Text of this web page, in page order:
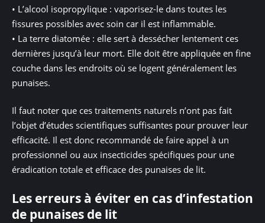
• L’alcool isopropylique : vaporisez-le dans toutes les
fissures possibles avec soin car il est inflammable.
• La terre diatomée : elle sert à dessécher lentement ces
dernières jusqu’à leur mort. Elle doit être appliquée en fine
couche dans les endroits où se logent généralement les
punaises.
Il faut noter que ces traitements naturels n’ont pas fait
l’objet d’études scientifiques suffisantes pour prouver leur
efficacité. Il est donc recommandé de faire appel à un
professionnel ou aux insecticides spécifiques pour une
éradication totale et efficace des punaises de lit.
Les erreurs à éviter en cas d’infestation
de punaises de lit